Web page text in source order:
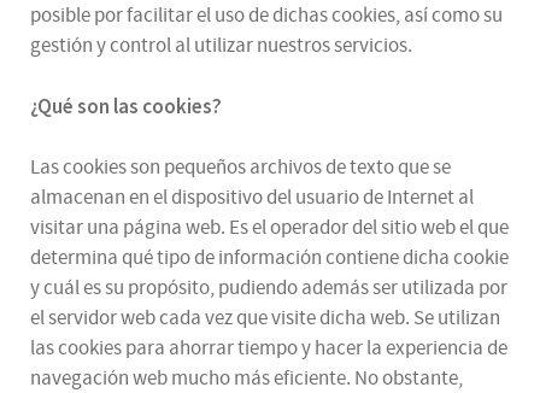
posible por facilitar el uso de dichas cookies, así como su
gestión y control al utilizar nuestros servicios.
¿Qué son las cookies?
Las cookies son pequeños archivos de texto que se
almacenan en el dispositivo del usuario de Internet al
visitar una página web. Es el operador del sitio web el que
determina qué tipo de información contiene dicha cookie
y cuál es su propósito, pudiendo además ser utilizada por
el servidor web cada vez que visite dicha web. Se utilizan
las cookies para ahorrar tiempo y hacer la experiencia de
navegación web mucho más eficiente. No obstante,